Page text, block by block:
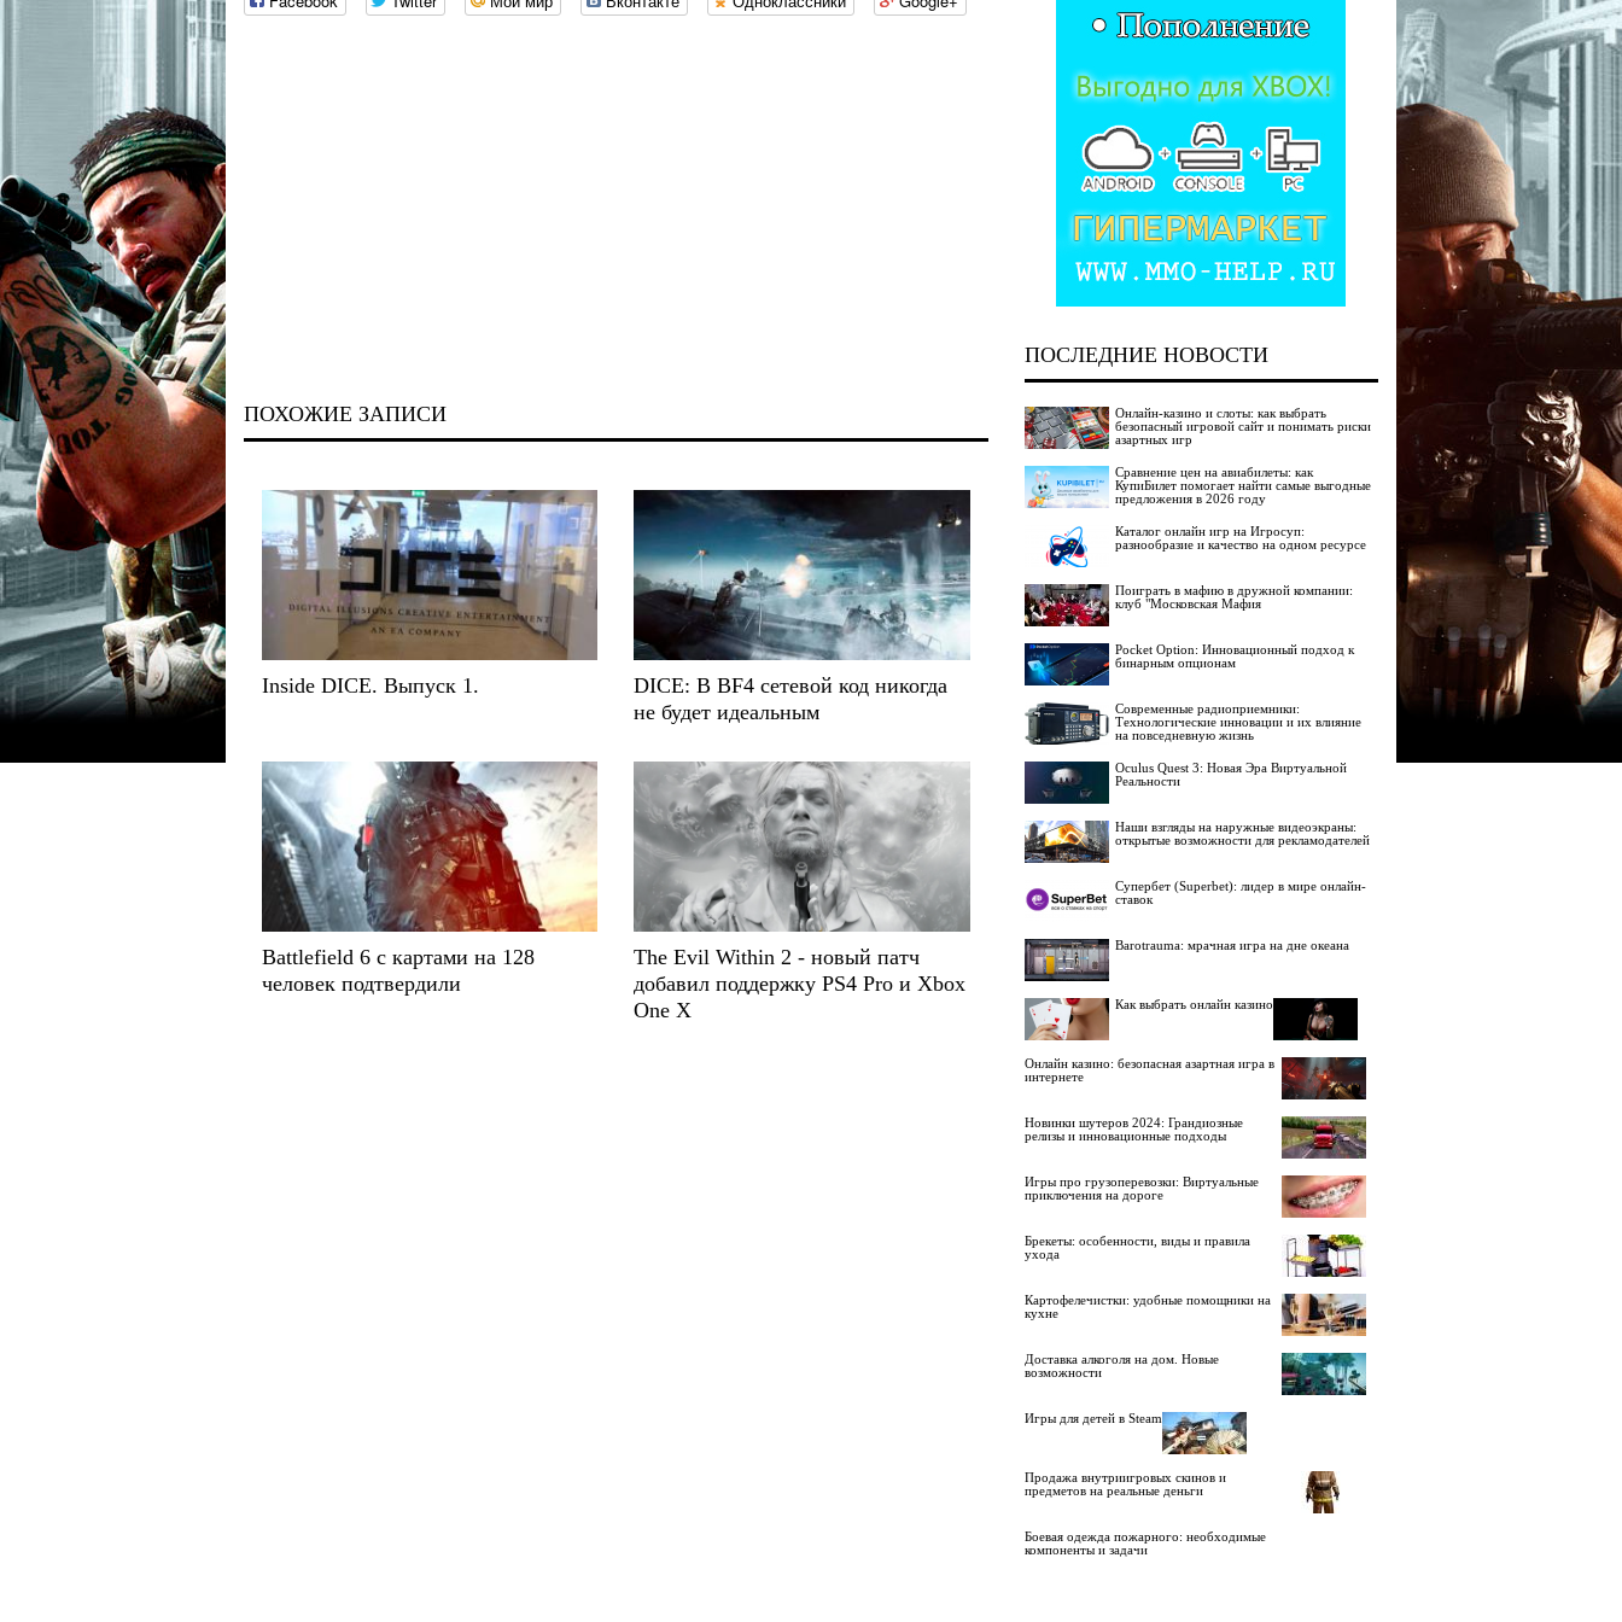
ПОХОЖИЕ ЗАПИСИ
Inside DICE. Выпуск 1.
DICE: В BF4 сетевой код никогда
не будет идеальным
Battlefield 6 с картами на 128
человек подтвердили
The Evil Within 2 - новый патч
добавил поддержку PS4 Pro и Xbox
One X
ПОСЛЕДНИЕ НОВОСТИ
Онлайн-казино и слоты: как выбрать
безопасный игровой сайт и понимать риски
азартных игр
Сравнение цен на авиабилеты: как
КупиБилет помогает найти самые выгодные
предложения в 2026 году
Каталог онлайн игр на Игросуп:
разнообразие и качество на одном ресурсе
Поиграть в мафию в дружной компании:
клуб "Московская Мафия
Pocket Option: Инновационный подход к
бинарным опционам
Современные радиоприемники:
Технологические инновации и их влияние
на повседневную жизнь
Oculus Quest 3: Новая Эра Виртуальной
Реальности
Наши взгляды на наружные видеоэкраны:
открытые возможности для рекламодателей
Супербет (Superbet): лидер в мире онлайн-
ставок
Barotrauma: мрачная игра на дне океана
Как выбрать онлайн казино
Онлайн казино: безопасная азартная игра в
интернете
Новинки шутеров 2024: Грандиозные
релизы и инновационные подходы
Игры про грузоперевозки: Виртуальные
приключения на дороге
Брекеты: особенности, виды и правила
ухода
Картофелечистки: удобные помощники на
кухне
Доставка алкоголя на дом. Новые
возможности
Игры для детей в Steam
Продажа внутриигровых скинов и
предметов на реальные деньги
Боевая одежда пожарного: необходимые
компоненты и задачи